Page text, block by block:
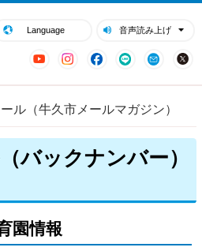
Language 音声読み上げ
YouTubeInstagram
Facebook
LINE Mail
ル（牛久市メールマガジン）
バックナンバー）
園情報